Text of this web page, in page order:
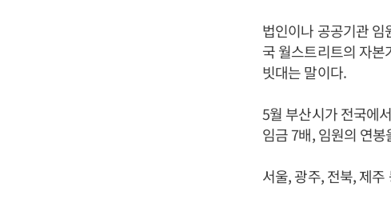
법인이나 공공기관 임
국 월스트리트의 자
빗대는 말이다.
5월 부산시가 전국에
임금 7배, 임원의 연
서울, 광주, 전북, 제